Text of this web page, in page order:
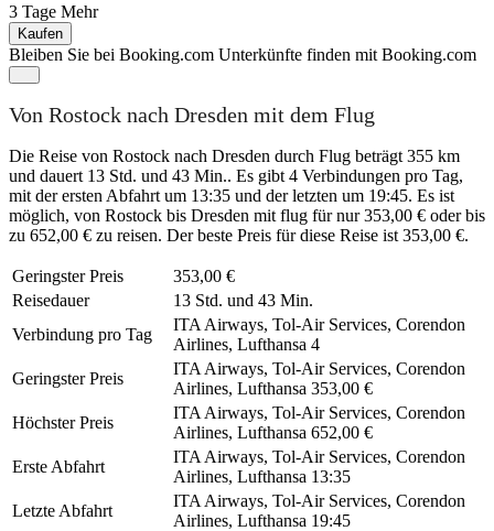
3 Tage Mehr
Kaufen
Bleiben Sie bei Booking.com Unterkünfte finden mit Booking.com
Von Rostock nach Dresden mit dem Flug
Die Reise von Rostock nach Dresden durch Flug beträgt 355 km
und dauert 13 Std. und 43 Min.. Es gibt 4 Verbindungen pro Tag,
mit der ersten Abfahrt um 13:35 und der letzten um 19:45. Es ist
möglich, von Rostock bis Dresden mit flug für nur 353,00 € oder bis
zu 652,00 € zu reisen. Der beste Preis für diese Reise ist 353,00 €.
Geringster Preis
353,00 €
Reisedauer
13 Std. und 43 Min.
Verbindung pro Tag
ITA Airways, Tol-Air Services, Corendon
Airlines, Lufthansa 4
Geringster Preis
ITA Airways, Tol-Air Services, Corendon
Airlines, Lufthansa 353,00 €
Höchster Preis
ITA Airways, Tol-Air Services, Corendon
Airlines, Lufthansa 652,00 €
Erste Abfahrt
ITA Airways, Tol-Air Services, Corendon
Airlines, Lufthansa 13:35
Letzte Abfahrt
ITA Airways, Tol-Air Services, Corendon
Airlines, Lufthansa 19:45